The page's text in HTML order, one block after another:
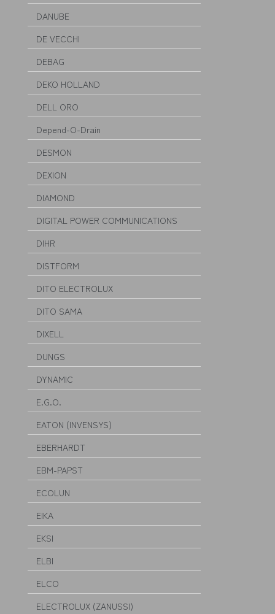
DANUBE
DE VECCHI
DEBAG
DEKO HOLLAND
DELL ORO
Depend-O-Drain
DESMON
DEXION
DIAMOND
DIGITAL POWER COMMUNICATIONS
DIHR
DISTFORM
DITO ELECTROLUX
DITO SAMA
DIXELL
DUNGS
DYNAMIC
E.G.O.
EATON (INVENSYS)
EBERHARDT
EBM-PAPST
ECOLUN
EIKA
EKSI
ELBI
ELCO
ELECTROLUX (ZANUSSI)